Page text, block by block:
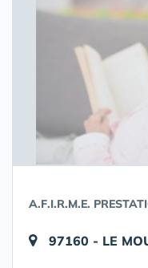
A.F.I.R.M.E.
97160 - LE